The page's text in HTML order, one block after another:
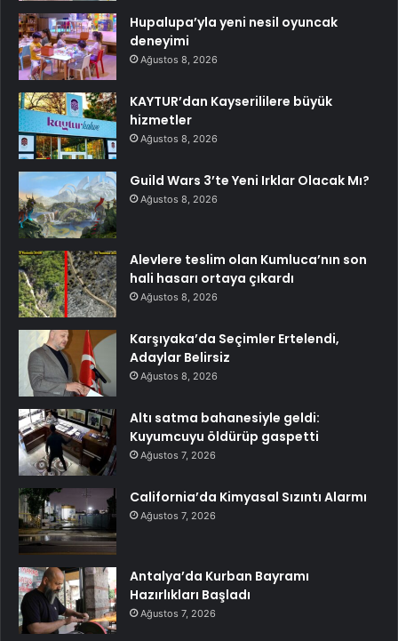
Hupalupa’yla yeni nesil oyuncak
deneyimi
Ağustos 8, 2026
KAYTUR’dan Kayserililere büyük
hizmetler
Ağustos 8, 2026
Guild Wars 3’te Yeni Irklar Olacak Mı?
Ağustos 8, 2026
Alevlere teslim olan Kumluca’nın son
hali hasarı ortaya çıkardı
Ağustos 8, 2026
Karşıyaka’da Seçimler Ertelendi,
Adaylar Belirsiz
Ağustos 8, 2026
Altı satma bahanesiyle geldi:
Kuyumcuyu öldürüp gaspetti
Ağustos 7, 2026
California’da Kimyasal Sızıntı Alarmı
Ağustos 7, 2026
Antalya’da Kurban Bayramı
Hazırlıkları Başladı
Ağustos 7, 2026